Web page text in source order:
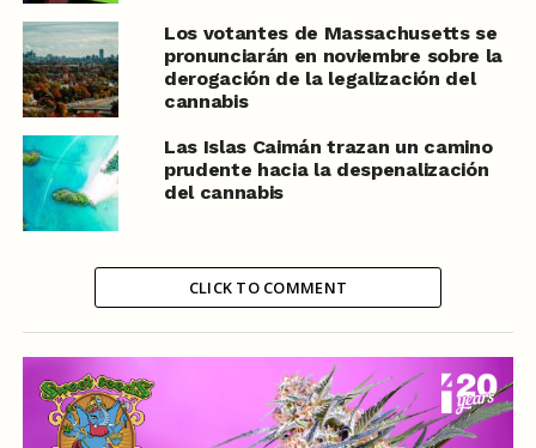
Los votantes de Massachusetts se
pronunciarán en noviembre sobre la
derogación de la legalización del
cannabis
Las Islas Caimán trazan un camino
prudente hacia la despenalización
del cannabis
CLICK TO COMMENT